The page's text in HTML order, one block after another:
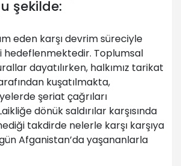
şekilde:
eden karşı devrim süreciyle
hedeflenmektedir. Toplumsal
dayatılırken, halkımız tarikat
kuşatılmakta,
şeriat çağrıları
dönük saldırılar karşısında
takdirde nelerle karşı karşıya
Afganistan’da yaşananlarla